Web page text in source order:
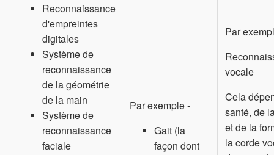
Reconnaissance
d'empreintes
digitales
Système de
reconnaissance
de la géométrie
de la main
Système de
reconnaissance
faciale
Par exemple -
Gait (la
façon dont
Par
vocale
Cela
santé, de
et de la
la corde